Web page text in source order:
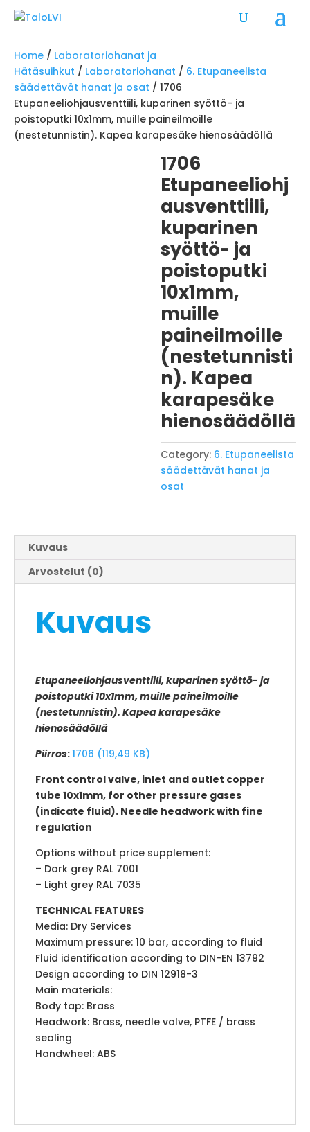
Home / Laboratoriohanat ja
Hätäsuihkut / Laboratoriohanat / 6. Etupaneelista
säädettävät hanat ja osat / 1706
Etupaneeliohjausventtiili, kuparinen syöttö- ja
poistoputki 10x1mm, muille paineilmoille
(nestetunnistin). Kapea karapesäke hienosäädöllä
1706
Etupaneeliohj
ausventtiili,
kuparinen
syöttö- ja
poistoputki
10x1mm,
muille
paineilmoille
(nestetunnisti
n). Kapea
karapesäke
hienosäädöllä
Category: 6. Etupaneelista
säädettävät hanat ja
osat
Kuvaus
Arvostelut (0)
Kuvaus
Etupaneeliohjausventtiili, kuparinen syöttö- ja
poistoputki 10x1mm, muille paineilmoille
(nestetunnistin). Kapea karapesäke
hienosäädöllä
Piirros:1706 (119,49 KB)
Front control valve, inlet and outlet copper
tube 10x1mm, for other pressure gases
(indicate fluid). Needle headwork with fine
regulation
Options without price supplement:
– Dark grey RAL 7001
– Light grey RAL 7035
TECHNICAL FEATURES
Media: Dry Services
Maximum pressure: 10 bar, according to fluid
Fluid identification according to DIN-EN 13792
Design according to DIN 12918-3
Main materials:
Body tap: Brass
Headwork: Brass, needle valve, PTFE / brass
sealing
Handwheel: ABS